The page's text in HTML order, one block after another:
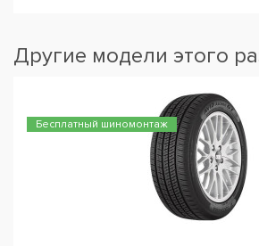
Другие модели этого
Бесплатный шиномонтаж